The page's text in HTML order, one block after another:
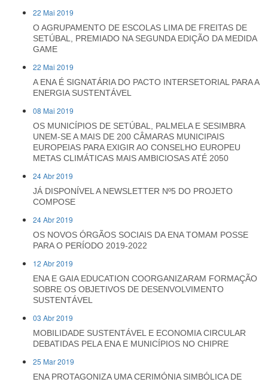
22 Mai 2019
O AGRUPAMENTO DE ESCOLAS LIMA DE FREITAS DE
SETÚBAL, PREMIADO NA SEGUNDA EDIÇÃO DA MEDIDA
GAME
22 Mai 2019
A ENA É SIGNATÁRIA DO PACTO INTERSETORIAL PARA A
ENERGIA SUSTENTÁVEL
08 Mai 2019
OS MUNICÍPIOS DE SETÚBAL, PALMELA E SESIMBRA
UNEM-SE A MAIS DE 200 CÂMARAS MUNICIPAIS
EUROPEIAS PARA EXIGIR AO CONSELHO EUROPEU
METAS CLIMÁTICAS MAIS AMBICIOSAS ATÉ 2050
24 Abr 2019
JÁ DISPONÍVEL A NEWSLETTER Nº5 DO PROJETO
COMPOSE
24 Abr 2019
OS NOVOS ÓRGÃOS SOCIAIS DA ENA TOMAM POSSE
PARA O PERÍODO 2019-2022
12 Abr 2019
ENA E GAIA EDUCATION COORGANIZARAM FORMAÇÃO
SOBRE OS OBJETIVOS DE DESENVOLVIMENTO
SUSTENTÁVEL
03 Abr 2019
MOBILIDADE SUSTENTÁVEL E ECONOMIA CIRCULAR
DEBATIDAS PELA ENA E MUNICÍPIOS NO CHIPRE
25 Mar 2019
ENA PROTAGONIZA UMA CERIMÓNIA SIMBÓLICA DE